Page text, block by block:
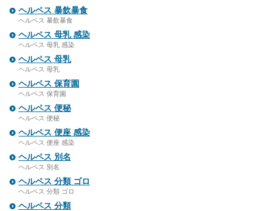
ヘルペス 暴飲暴食
ヘルペス 暴飲暴食
ヘルペス 母乳 感染
ヘルペス 母乳 感染
ヘルペス 母乳
ヘルペス 母乳
ヘルペス 保育園
ヘルペス 保育園
ヘルペス 便秘
ヘルペス 便秘
ヘルペス 便座 感染
ヘルペス 便座 感染
ヘルペス 別名
ヘルペス 別名
ヘルペス 分類 ゴロ
ヘルペス 分類 ゴロ
ヘルペス 分類